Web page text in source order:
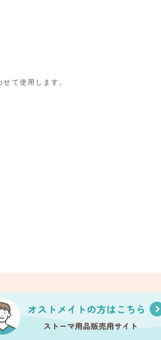
て使用します。